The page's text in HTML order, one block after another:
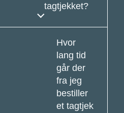
tagtjekket?
Hvor
lang tid
går der
fra jeg
bestiller
et tagtjek